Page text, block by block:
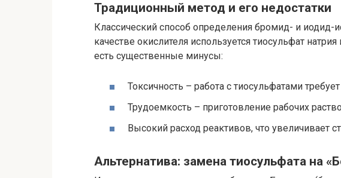
Традиционный метод и его недостатки
Классический способ определения бромид- и иодид-
качестве окислителя используется тиосульфат
есть существенные минусы:
Токсичность – работа с тиосульфатами
Трудоемкость – приготовление рабочих
Высокий расход реактивов, что увеличивает
Альтернатива: замена тиосульфата на